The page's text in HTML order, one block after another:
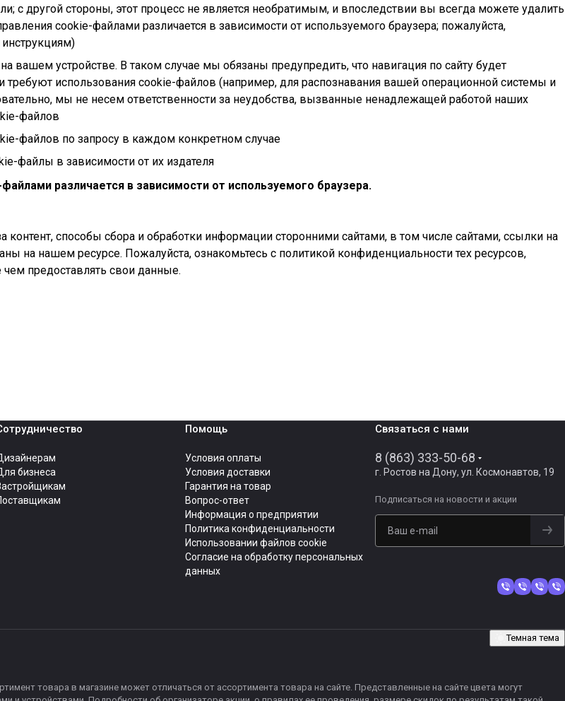
с другой стороны, этот процесс не является необратимым, и впоследствии вы всегда можете удалить
cookie-файлами различается в зависимости от используемого браузера; пожалуйста,
вашем устройстве. В таком случае мы обязаны предупредить, что навигация по сайту будет
требуют использования cookie-файлов (например, для распознавания вашей операционной системы и
мы не несем ответственности за неудобства, вызванные ненадлежащей работой наших
файлов
файлов по запросу в каждом конкретном случае
файлы в зависимости от их издателя
различается в зависимости от используемого браузера.
контент, способы сбора и обработки информации сторонними сайтами, в том числе сайтами, ссылки на
на нашем ресурсе. Пожалуйста, ознакомьтесь с политикой конфиденциальности тех ресурсов,
предоставлять свои данные.
бизнеса
Помощь
Условия оплаты
Условия доставки
Гарантия на товар
Вопрос-ответ
Информация о предприятии
Политика конфиденциальности
Использовании файлов cookie
Согласие на обработку персональных
данных
Связаться с нами
8 (863) 333-50-68
г. Ростов на Дону, ул. Космонавтов, 19
Подписаться на новости и акции
Темная тема
товара в магазине может отличаться от ассортимента товара на сайте. Представленные на сайте цвета могут